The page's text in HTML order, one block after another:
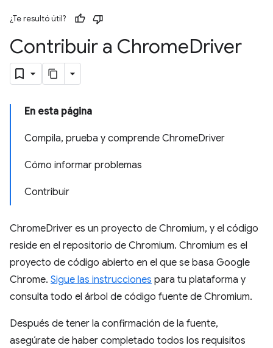
¿Te resultó útil?
Contribuir a ChromeDriver
En esta página
Compila, prueba y comprende ChromeDriver
Cómo informar problemas
Contribuir
ChromeDriver es un proyecto de Chromium, y el código
reside en el repositorio de Chromium. Chromium es el
proyecto de código abierto en el que se basa Google
Chrome. Sigue las instrucciones para tu plataforma y
consulta todo el árbol de código fuente de Chromium.
Después de tener la confirmación de la fuente,
asegúrate de haber completado todos los requisitos